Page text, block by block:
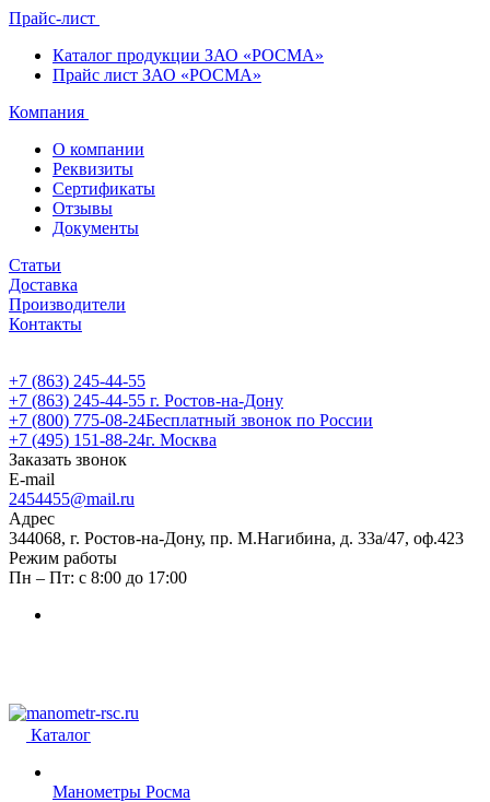
Прайс-лист
Каталог продукции ЗАО «РОСМА»
Прайс лист ЗАО «РОСМА»
Компания
О компании
Реквизиты
Сертификаты
Отзывы
Документы
Статьи
Доставка
Производители
Контакты
+7 (863) 245-44-55
+7 (863) 245-44-55 г. Ростов-на-Дону
+7 (800) 775-08-24Бесплатный звонок по России
+7 (495) 151-88-24г. Москва
Заказать звонок
E-mail
2454455@mail.ru
Адрес
344068, г. Ростов-на-Дону, пр. М.Нагибина, д. 33а/47, оф.423
Режим работы
Пн – Пт: с 8:00 до 17:00
Каталог
Манометры Росма